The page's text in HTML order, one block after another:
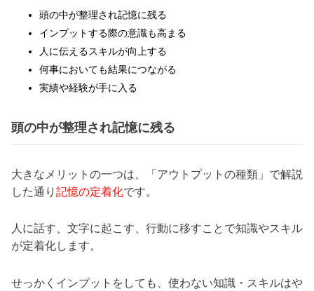
頭の中が整理され記憶に残る
インプットする際の意識も高まる
人に伝えるスキルが向上する
何事においても結果につながる
実績や経験が手に入る
頭の中が整理され記憶に残る
大きなメリットの一つは、「アウトプットの種類」で解説
した通り 記憶の定着化です。
人に話す、文字に起こす、行動に移すことで知識やスキル
が定着化します。
せっかくインプットをしても、使わない知識・スキルはや